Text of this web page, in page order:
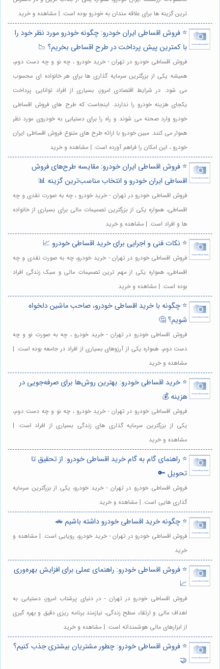
ترین گزینه ها برای علاقه مندان به خودرو بوده است. | مشاهده و خرید
⭐️ فروش اقساطی ایران خودرو: چگونه خودرو مورد نظر خود را
با کمترین پیش پرداخت در طرح اقساطی بخریم؟ 📉
فروش اقساطی خودرو در تهران - خرید خودرو ، چه نو و چه دست دوم،
همیشه یکی از بزرگترین سرمایه گذاری ها برای هر خانواده ای محسوب
می شود. در شرایط اقتصادی امروز، بسیاری از افراد توانایی پرداخت
یکجای هزینه خودرو را ندارند. اینجاست که طرح های فروش اقساطی
خودرو وارد صحنه می شوند و راه را برای دستیابی به خودروی مورد نظر
هموار می کنند. مبین خودرو با ارائه طرح های متنوع فروش اقساطی ایران
خودرو ، این امکان را فراهم آورده است. | مشاهده و خرید
⭐️ فروش اقساطی ایران خودرو: مقایسه طرح‌های فروش
اقساطی ایران خودرو و انتخاب مناسب‌ترین گزینه 📊
فروش اقساطی خودرو در تهران - خرید خودرو ، چه به صورت نقدی و چه
اقساطی، همواره یکی از بزرگترین تصمیمات مالی برای بسیاری از خانواده
ها و افراد است. | مشاهده و خرید
⭐️ نکات فنی و اجرایی برای خرید اقساطی خودرو 📈
فروش اقساطی خودرو در تهران - خرید خودرو، چه به صورت نقدی و چه
اقساطی، همواره یکی از مهم ترین تصمیمات مالی و سبک زندگی افراد
بوده است. | مشاهده و خرید
⭐️ چگونه با خرید اقساطی خودرو، صاحب ماشین دلخواه
شویم؟ 🤔
فروش اقساطی خودرو در تهران - خرید خودرو ، چه به صورت نو و چه
دست دوم، همواره یکی از آرزوهای بسیاری از افراد در جامعه بوده است. |
مشاهده و خرید
⭐️ خرید اقساطی خودرو: بهترین روش‌ها برای صرفه‌جویی در
هزینه 💰
فروش اقساطی خودرو در تهران - خرید خودرو ، چه نو و چه دست دوم،
یکی از بزرگترین سرمایه گذاری های زندگی بسیاری از افراد است. |
مشاهده و خرید
⭐️ راهنمای گام به گام خرید اقساطی خودرو: از تحقیق تا
تحویل 🔑
فروش اقساطی خودرو در تهران - خرید خودرو، یکی از بزرگترین سرمایه
گذاری هایی است. | مشاهده و خرید
⭐️ چگونه خرید اقساطی خودرو داشته باشیم 🚗
فروش اقساطی خودرو در تهران - خرید خودرو، رویایی است. | مشاهده و
خرید
⭐️ فروش اقساطی خودرو: راهنمای عملی برای افزایش بهره‌وری
📈
فروش اقساطی خودرو در تهران - در دنیای پرشتاب امروز، دستیابی به
اهداف مالی و ارتقاء سطح زندگی، نیازمند برنامه ریزی دقیق و بهره گیری
از ابزارهای مالی هوشمندانه است. | مشاهده و خرید
⭐️ فروش اقساطی خودرو: چطور مشتریان بیشتری جذب کنیم؟
🤝